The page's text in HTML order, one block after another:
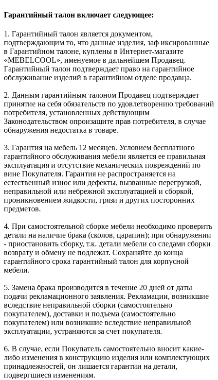
Гарантийный талон включает следующее:
1. Гарантийный талон является документом,
подтверждающим то, что данные изделия, заф иксированные
в Гарантийном талоне, куплены в Интернет-магазите
«MEBELCOOL», именуемое в дальнейшем Продавец.
Гарантийный талон подтверждает право на гарантийное
обслуживание изделий в гарантийном отделе продавца.
2. Данным гарантийным талоном Продавец подтверждает
принятие на себя обязательств по удовлетворению требований
потребителя, установленных действующим
Законодательством опроизащите прав потребителя, в случае
обнаружения недостатка в товаре.
3. Гарантия на мебель 12 месяцев. Условием бесплатного
гарантийного обслуживания мебели является ее правильная
эксплуатация и отсутствие механических повреждений по
вине Покупателя. Гарантия не распространяется на
естественный износ или дефекты, вызванные перегрузкой,
неправильной или небрежной эксплуатацией и сборкой,
проникновением жидкости, грязи и других посторонних
предметов.
4. При самостоятельной сборке мебели необходимо проверить
детали на наличие брака (сколов, царапин); при обнаружении
- приостановить сборку, т.к. детали мебели со следами сборки
возврату и обмену не подлежат. Сохраняйте до конца
гарантийного срока гарантийный талон для корпусной
мебели.
5. Замена брака производится в течение 20 дней от даты
подачи рекламационного заявления. Рекламации, возникшие
вследствие неправильной сборки (самостоятельно
покупателем), доставки и подъема (самостоятельно
покупателем) или возникшие вследствие неправильной
эксплуатации, устраняются за счет покупателя.
6. В случае, если Покупатель самостоятельно вносит какие-
либо изменения в конструкцию изделия или комплектующих
принадлежностей, он лишается гарантии на детали,
подвергшиеся изменениям.